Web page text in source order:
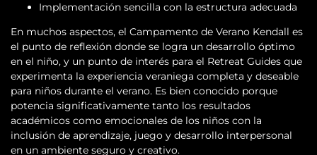
Implementación sencilla con la estructura adecuada
En muchos aspectos, el Campamento de Verano Kendall es
el punto de reflexión donde se logra un desarrollo óptimo
en el niño, y un punto de interés para el Retreat Guides que
experimenta la experiencia veraniega completa y deseable
para niños durante el verano. Es bien conocido porque
potencia significativamente tanto los resultados
académicos como emocionales de los niños con la
inclusión de aprendizaje, juego y desarrollo interpersonal
en un ambiente seguro y creativo.